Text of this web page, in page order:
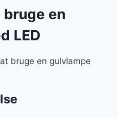
bruge en
LED
bruge en gulvlampe